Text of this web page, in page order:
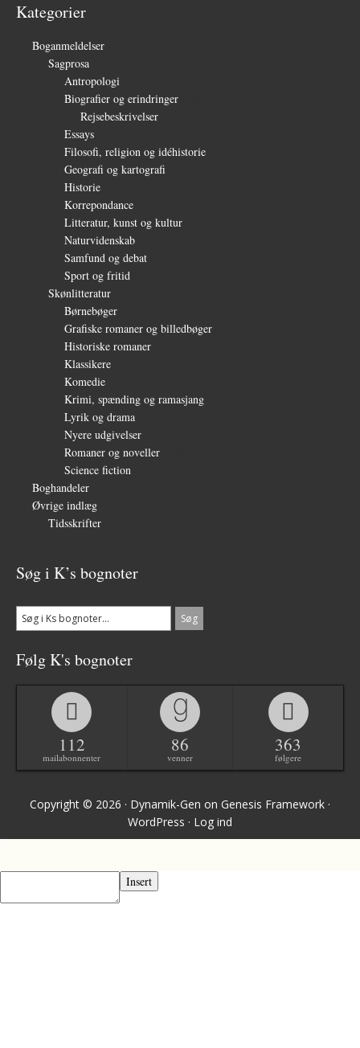
Kategorier
Boganmeldelser
Sagprosa
Antropologi
Biografier og erindringer
Rejsebeskrivelser
Essays
Filosofi, religion og idéhistorie
Geografi og kartografi
Historie
Korrepondance
Litteratur, kunst og kultur
Naturvidenskab
Samfund og debat
Sport og fritid
Skønlitteratur
Børnebøger
Grafiske romaner og billedbøger
Historiske romaner
Klassikere
Komedie
Krimi, spænding og ramasjang
Lyrik og drama
Nyere udgivelser
Romaner og noveller
Science fiction
Boghandeler
Øvrige indlæg
Tidsskrifter
Søg i K’s bognoter
Følg K's bognoter
112
mailabonnenter
86
venner
363
følgere
Copyright © 2026 · Dynamik-Gen on Genesis Framework ·
WordPress · Log ind
Insert